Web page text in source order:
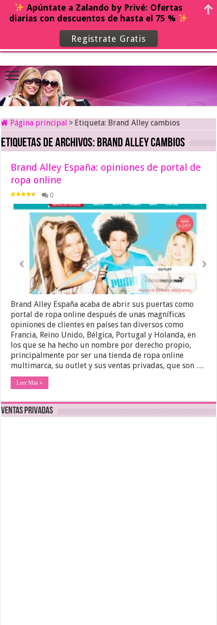
Página principal > Etiqueta: Brand Alley cambios
Etiquetas de archivos: Brand Alley cambios
Brand Alley España: opiniones de portal de
ropa online
0
Brand Alley España acaba de abrir sus puertas como
portal de ropa online después de unas magníficas
opiniones de clientes en países tan diversos como
Francia, Reino Unido, Bélgica, Portugal y Holanda, en
los que se ha hecho un nombre por derecho propio,
principalmente por ser una tienda de ropa online
multimarca, su outlet y sus ventas privadas, que son …
Leer Mas »
Ventas Privadas
Apúntate a Zalando by Privé: Ofertas
diarias con descuentos de hasta el 75 %
Registrate Gratis